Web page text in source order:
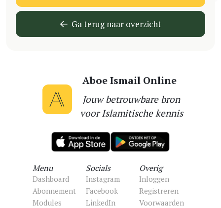
Ga terug naar overzicht
Aboe Ismail Online
Jouw betrouwbare bron
voor Islamitische kennis
Menu
Dashboard
Abonnement
Modules
Socials
Instagram
Facebook
LinkedIn
Overig
Inloggen
Registreren
Voorwaarden